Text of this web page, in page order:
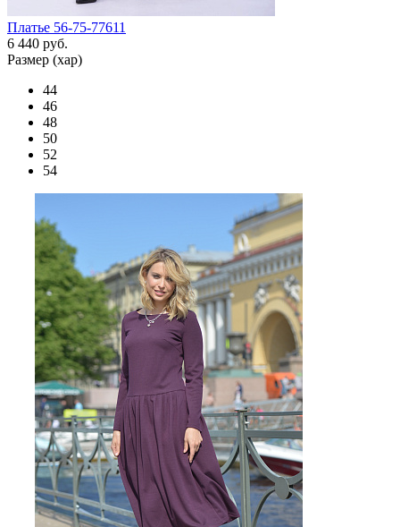
Платье 56-75-77611
6 440 руб.
Размер (хар)
44
46
48
50
52
54